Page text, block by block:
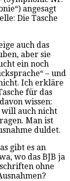
angesagt
Die Tasche
auch das
aber sie
ein noch
– und
Ich erkläre
für das
wissen:
will auch nicht
Man ist
duldet.
gibt es an
wo das BJB ja
ohne